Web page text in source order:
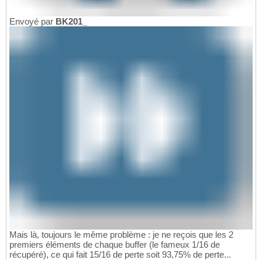
Envoyé par BK201_
Mais là, toujours le même problème : je ne reçois que les 2
premiers éléments de chaque buffer (le fameux 1/16 de
récupéré), ce qui fait 15/16 de perte soit 93,75% de perte...